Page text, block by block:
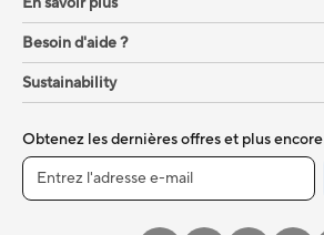
Besoin d'aide ?
Sustainability
Obtenez les dernières offres et plus encore